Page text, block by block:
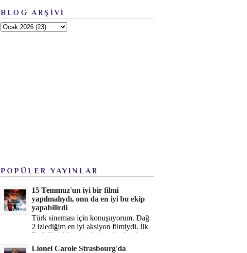
BLOG ARŞİVİ
POPÜLER YAYINLAR
15 Temmuz'un iyi bir filmi
yapılmalıydı, onu da en iyi bu ekip
yapabilirdi
Türk sineması için konuşuyorum. Dağ
2 izlediğim en iyi aksiyon filmiydi. İlk
Dağ filmi hikayesiyle ön plandaydı,
Dağ 2 ise belki o hika...
Lionel Carole Strasbourg'da